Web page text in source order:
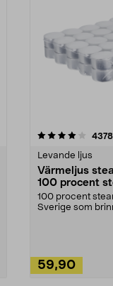
4378
Levande ljus
Värmeljus
100 procent
100 procent
Sverige som
59,90
4.5av